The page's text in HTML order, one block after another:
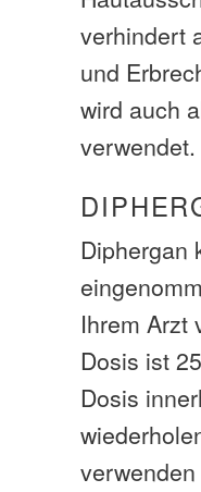
verhindert
und
wird auch
verwendet.
Diphergan
Ihrem Arzt
Dosis ist
Dosis